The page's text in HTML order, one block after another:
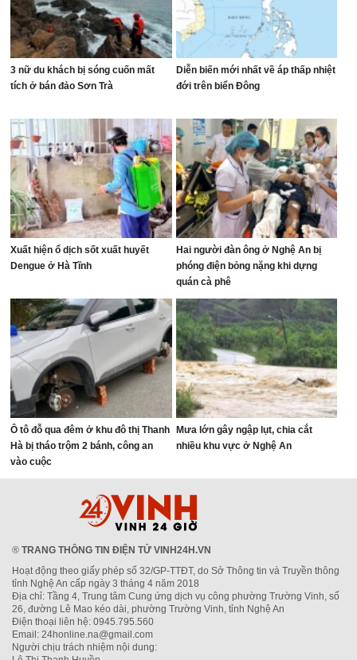
3 nữ du khách bị sóng cuốn mất
tích ở bán đảo Sơn Trà
Diễn biến mới nhất về áp thấp nhiệt
đới trên biển Đông
Xuất hiện ổ dịch sốt xuất huyết
Dengue ở Hà Tĩnh
Hai người đàn ông ở Nghệ An bị
phóng điện bỏng nặng khi dựng
quán cà phê
Ô tô đỗ qua đêm ở khu đô thị Thanh
Hà bị tháo trộm 2 bánh, công an
vào cuộc
Mưa lớn gây ngập lụt, chia cắt
nhiều khu vực ở Nghệ An
® TRANG THÔNG TIN ĐIỆN TỬ VINH24H.VN
Hoạt động theo giấy phép số 32/GP-TTĐT, do Sở Thông tin và Truyền thông
tỉnh Nghệ An cấp ngày 3 tháng 4 năm 2018
Địa chỉ: Tầng 4, Trung tâm Cung ứng dịch vụ công phường Trường Vinh, số
26, đường Lê Mao kéo dài, phường Trường Vinh, tỉnh Nghệ An
Điện thoại liên hệ: 0945.795.560
Email: 24honline.na@gmail.com
Người chịu trách nhiệm nội dung: